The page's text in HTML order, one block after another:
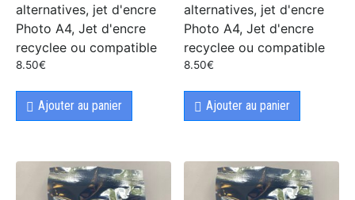
alternatives, jet d'encre
Photo A4, Jet d'encre
recyclee ou compatible
8.50€
Ajouter au panier
alternatives, jet d'encre
Photo A4, Jet d'encre
recyclee ou compatible
8.50€
Ajouter au panier